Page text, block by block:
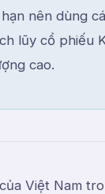
nên dùng
lũy cổ phiếu
cao.
Việt Nam